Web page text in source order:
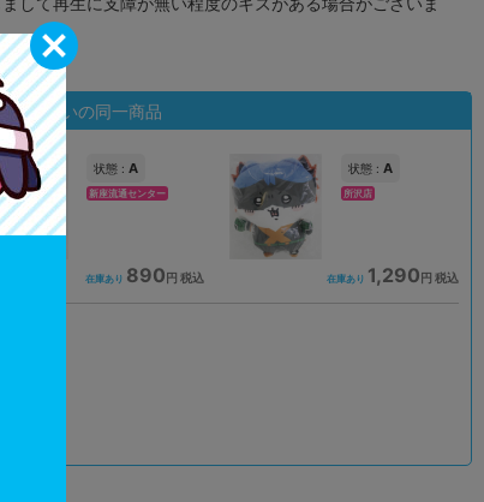
状態違いの同一商品
状態 : A
新座流通センター
在庫あり 890円 税込
状態 : A
所沢店
在庫あり 1,290円 税込